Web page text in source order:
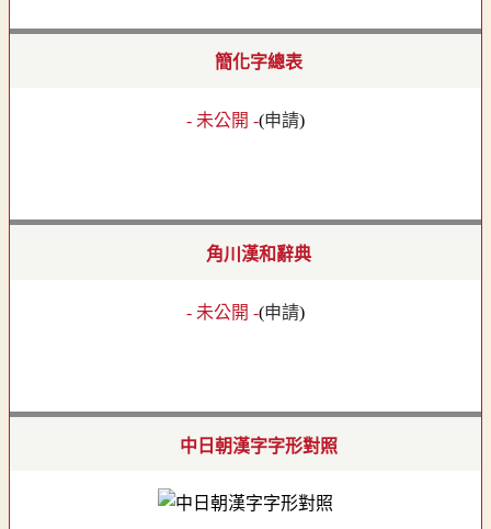
簡化字總表
- 未公開 -(申請)
角川漢和辭典
- 未公開 -(申請)
中日朝漢字字形對照